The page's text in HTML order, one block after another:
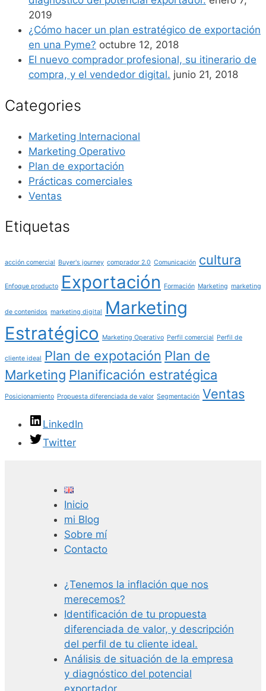
2019
¿Cómo hacer un plan estratégico de exportación
en una Pyme? octubre 12, 2018
El nuevo comprador profesional, su itinerario de
compra, y el vendedor digital. junio 21, 2018
Categories
Marketing Internacional
Marketing Operativo
Plan de exportación
Prácticas comerciales
Ventas
Etiquetas
acción comercial Buyer's journey comprador 2.0 Comunicación cultura
Enfoque producto Exportación Formación Marketing marketing
de contenidos marketing digital
Marketing
Estratégico
Marketing Operativo Perfil comercial Perfil de
cliente ideal Plan de expotación Plan de
Marketing Planificación estratégica
Posicionamiento Propuesta diferenciada de valor Segmentación Ventas
LinkedIn
Twitter
Inicio
mi Blog
Sobre mí
Contacto
¿Tenemos la inflación que nos
merecemos?
Identificación de tu propuesta
diferenciada de valor, y descripción
del perfil de tu cliente ideal.
Análisis de situación de la empresa
y diagnóstico del potencial
exportador.